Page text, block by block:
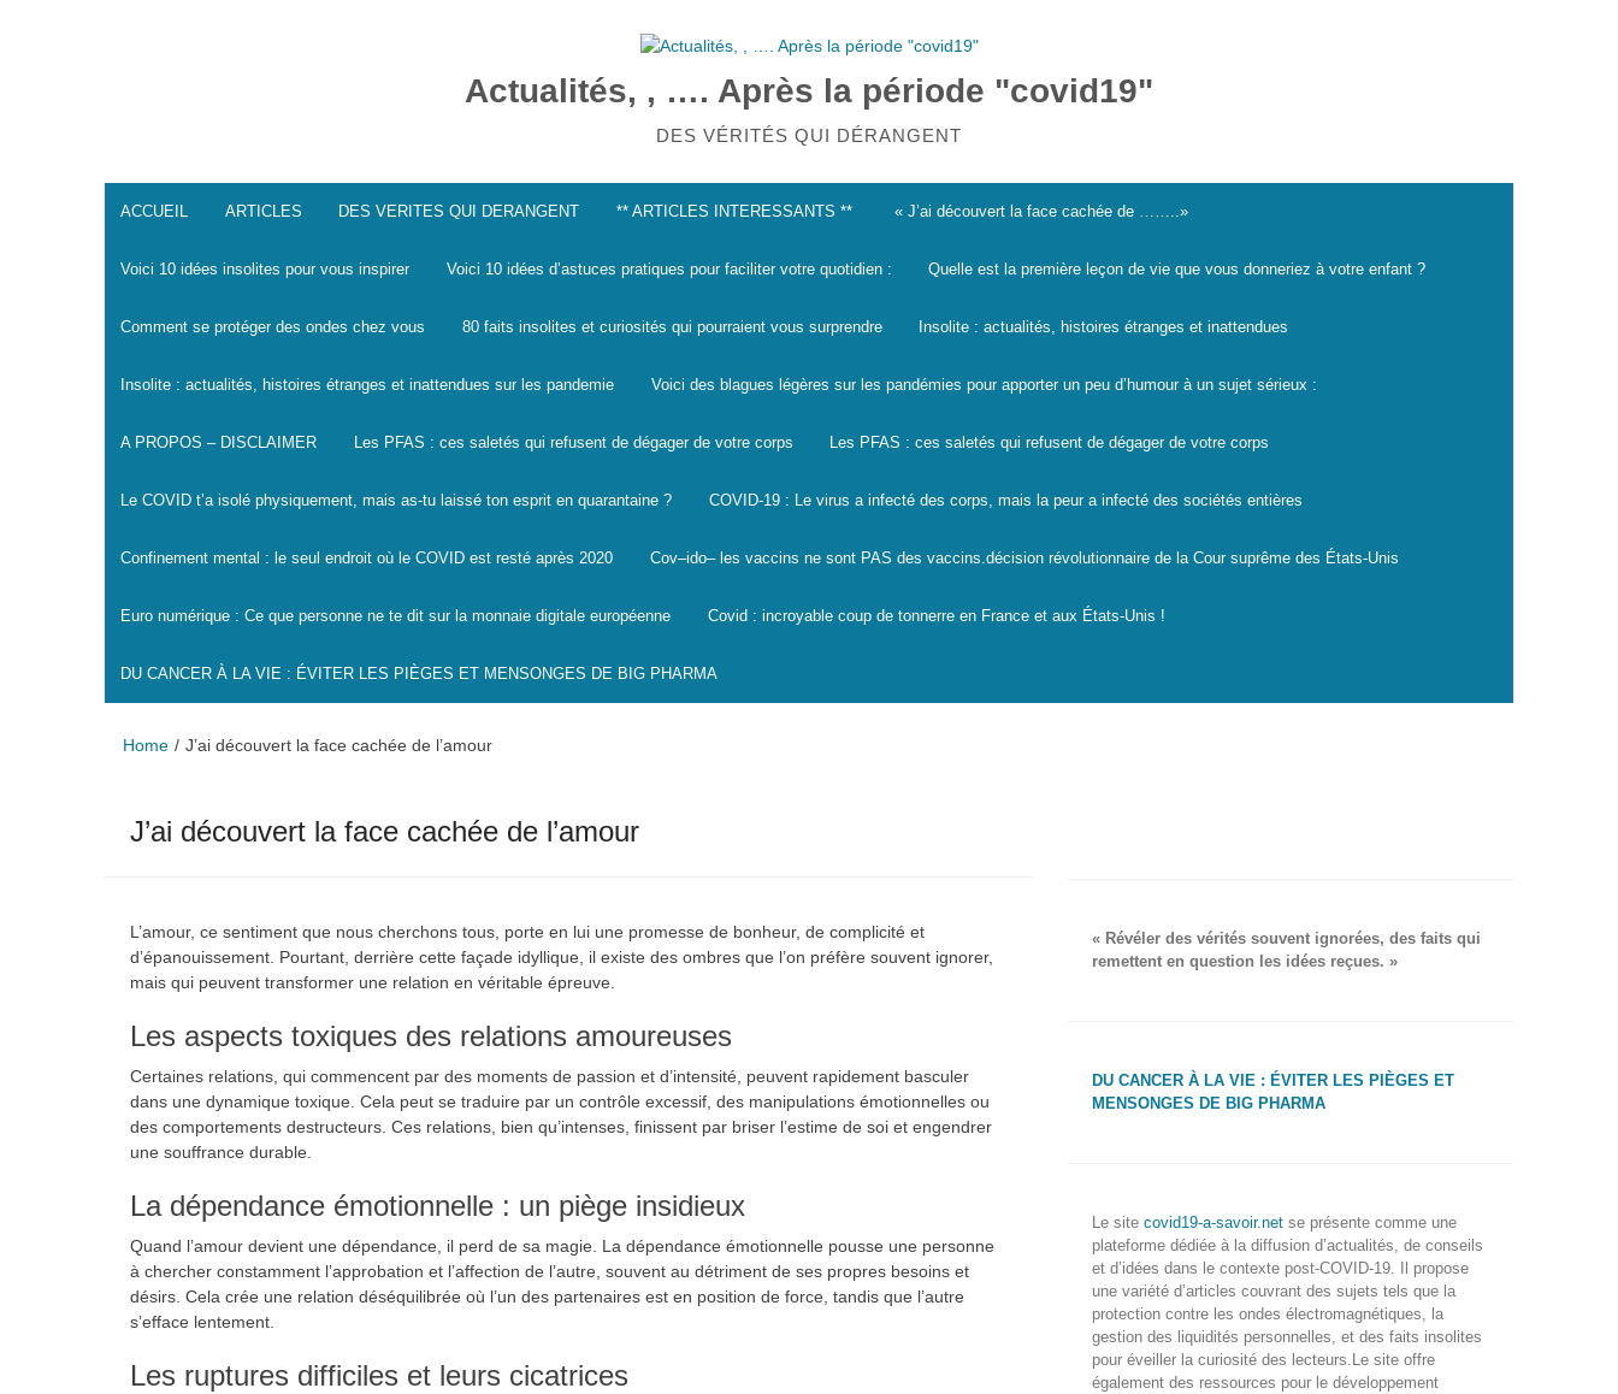
Actualités, , …. Après la période "covid19"
DES VÉRITÉS QUI DÉRANGENT
ACCUEIL ARTICLES DES VERITES QUI DERANGENT ** ARTICLES INTERESSANTS ** « J’ai découvert la face cachée de ……..»
Voici 10 idées insolites pour vous inspirer Voici 10 idées d’astuces pratiques pour faciliter votre quotidien : Quelle est la première leçon de vie que vous donneriez à votre enfant ?
Comment se protéger des ondes chez vous 80 faits insolites et curiosités qui pourraient vous surprendre Insolite : actualités, histoires étranges et inattendues
Insolite : actualités, histoires étranges et inattendues sur les pandemie Voici des blagues légères sur les pandémies pour apporter un peu d’humour à un sujet sérieux :
A PROPOS – DISCLAIMER Les PFAS : ces saletés qui refusent de dégager de votre corps Les PFAS : ces saletés qui refusent de dégager de votre corps
Le COVID t’a isolé physiquement, mais as-tu laissé ton esprit en quarantaine ? COVID-19 : Le virus a infecté des corps, mais la peur a infecté des sociétés entières
Confinement mental : le seul endroit où le COVID est resté après 2020 Cov–ido– les vaccins ne sont PAS des vaccins.décision révolutionnaire de la Cour suprême des États-Unis
Euro numérique : Ce que personne ne te dit sur la monnaie digitale européenne Covid : incroyable coup de tonnerre en France et aux États-Unis !
DU CANCER À LA VIE : ÉVITER LES PIÈGES ET MENSONGES DE BIG PHARMA
Home J’ai découvert la face cachée de l’amour
J’ai découvert la face cachée de l’amour
L’amour, ce sentiment que nous cherchons tous, porte en lui une promesse de bonheur, de complicité et
d’épanouissement. Pourtant, derrière cette façade idyllique, il existe des ombres que l’on préfère souvent ignorer,
mais qui peuvent transformer une relation en véritable épreuve.
Les aspects toxiques des relations amoureuses
Certaines relations, qui commencent par des moments de passion et d’intensité, peuvent rapidement basculer
dans une dynamique toxique. Cela peut se traduire par un contrôle excessif, des manipulations émotionnelles ou
des comportements destructeurs. Ces relations, bien qu’intenses, finissent par briser l’estime de soi et engendrer
une souffrance durable.
La dépendance émotionnelle : un piège insidieux
Quand l’amour devient une dépendance, il perd de sa magie. La dépendance émotionnelle pousse une personne
à chercher constamment l’approbation et l’affection de l’autre, souvent au détriment de ses propres besoins et
désirs. Cela crée une relation déséquilibrée où l’un des partenaires est en position de force, tandis que l’autre
s’efface lentement.
Les ruptures difficiles et leurs cicatrices
« Révéler des vérités souvent ignorées, des faits qui
remettent en question les idées reçues. »
DU CANCER À LA VIE : ÉVITER LES PIÈGES ET
MENSONGES DE BIG PHARMA
Le site covid19-a-savoir.netse présente comme une
plateforme dédiée à la diffusion d’actualités, de conseils
et d’idées dans le contexte post-COVID-19. Il propose
une variété d’articles couvrant des sujets tels que la
protection contre les ondes électromagnétiques, la
gestion des liquidités personnelles, et des faits insolites
pour éveiller la curiosité des lecteurs.Le site offre
également des ressources pour le développement